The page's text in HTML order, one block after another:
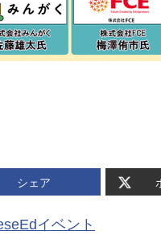
シェア
イベント